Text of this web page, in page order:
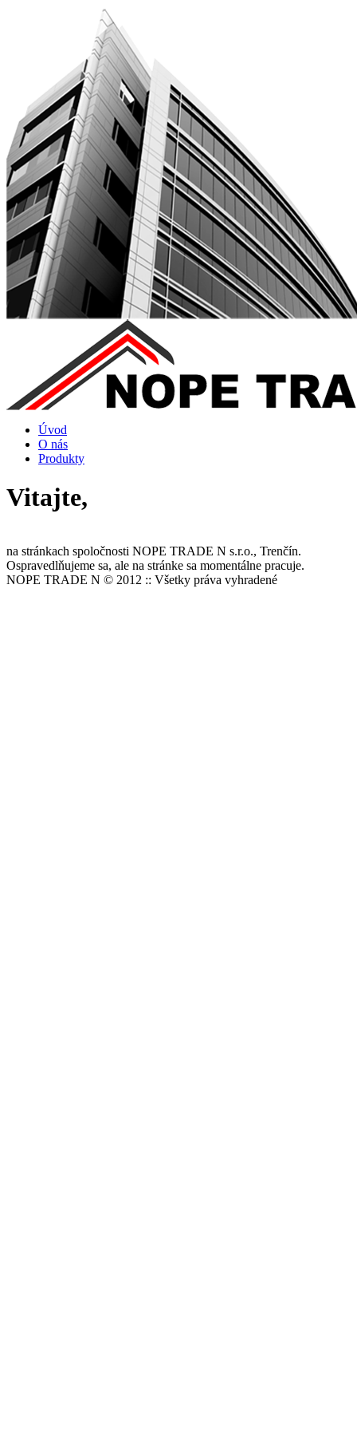
Úvod
O nás
Produkty
Vitajte,
na stránkach spoločnosti NOPE TRADE N s.r.o., Trenčín.
Ospravedlňujeme sa, ale na stránke sa momentálne pracuje.
NOPE TRADE N © 2012 :: Všetky práva vyhradené